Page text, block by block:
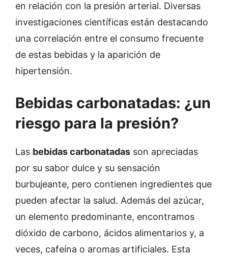
en relación con la presión arterial. Diversas
investigaciones científicas están destacando
una correlación entre el consumo frecuente
de estas bebidas y la aparición de
hipertensión.
Bebidas carbonatadas: ¿un
riesgo para la presión?
Las bebidas carbonatadas son apreciadas
por su sabor dulce y su sensación
burbujeante, pero contienen ingredientes que
pueden afectar la salud. Además del azúcar,
un elemento predominante, encontramos
dióxido de carbono, ácidos alimentarios y, a
veces, cafeína o aromas artificiales. Esta